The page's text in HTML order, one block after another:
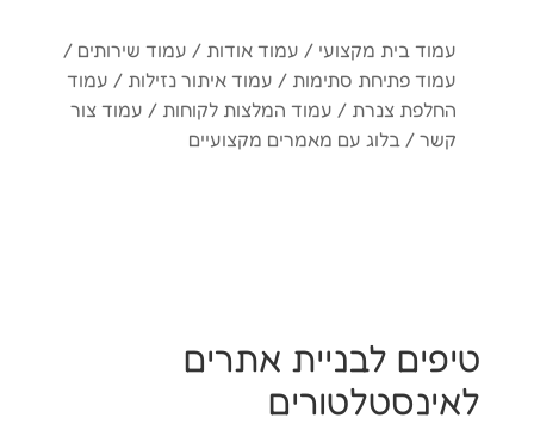
עמוד בית מקצועי / עמוד אודות / עמוד שירותים /
עמוד פתיחת סתימות / עמוד איתור נזילות / עמוד
החלפת צנרת / עמוד המלצות לקוחות / עמוד צור
קשר / בלוג עם מאמרים מקצועיים
טיפים לבניית אתרים
לאינסטלטורים